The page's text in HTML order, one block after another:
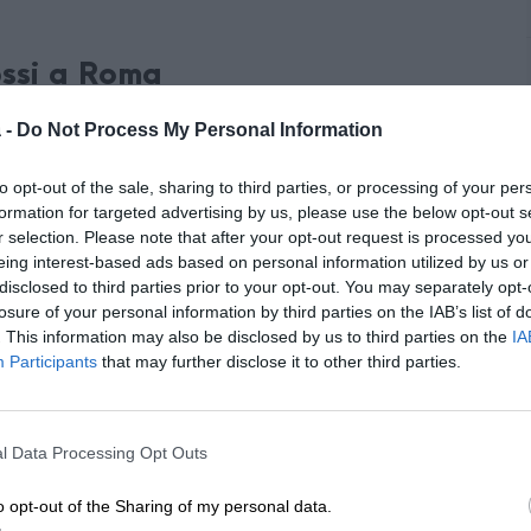
- Do Not Process My Personal Information
opt-out of the sale, sharing to third parties, or processing of your
for targeted advertising by us, please use the below opt-out
selection. Please note that after your opt-out request is processed
interest-based ads based on personal information utilized by us
to third parties prior to your opt-out. You may separately
of your personal information by third parties on the IAB’s list of
This information may also be disclosed by us to third parties on the
Participants that may further disclose it to other third parties.
Data Processing Opt Outs
opt-out of the Sharing of my personal data.
a Roma
A/R per il concerto di Vasco Rossi allo Stadio
dalla Campania e da alcune località lungo il
guidare, cercare parcheggio o affrontare il
Olimpicoper ilVasco Residency Show, una
suoi 50 anni di carriera.
di persone, con traffico intenso, parcheggi